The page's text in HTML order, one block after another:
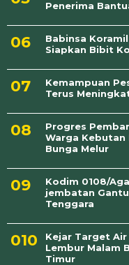
Penerima
Babinsa
Siapkan Bibit
Kemampuan
Terus
Progres
Warga Kebutan
Bunga Melur
Kodim 0108/
jembatan
Tenggara
Kejar Target Air
Lembur Malam
Timur